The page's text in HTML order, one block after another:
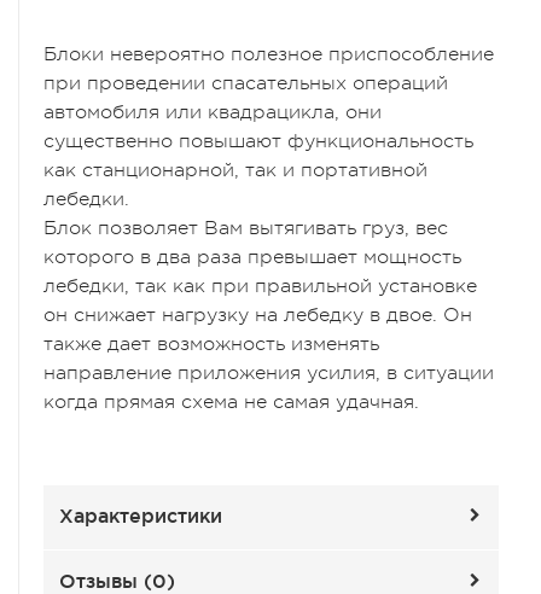
Блоки невероятно полезное приспособление
при проведении спасательных операций
автомобиля или квадрацикла, они
существенно повышают функциональность
как станционарной, так и портативной
лебедки.
Блок позволяет Вам вытягивать груз, вес
которого в два раза превышает мощность
лебедки, так как при правильной установке
он снижает нагрузку на лебедку в двое. Он
также дает возможность изменять
направление приложения усилия, в ситуации
когда прямая схема не самая удачная.
Характеристики
Отзывы (0)